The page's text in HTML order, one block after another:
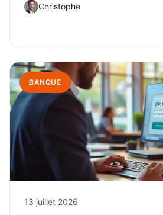
Christophe
BANQUE
13 juillet 2026